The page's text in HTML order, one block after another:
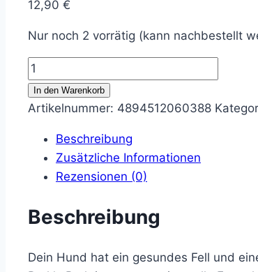
12,90 €
Nur noch 2 vorrätig (kann nachbestellt
Hunde
Shampoo
-
Bath
250ml
In den Warenkorb
Artikelnummer: 4894512060388
Beschreibung
Zusätzliche Informationen
Rezensionen (0)
Beschreibung
Dein Hund hat ein gesundes Fell und